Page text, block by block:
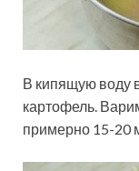
В кипящую воду
картофель.
примерно 15-20